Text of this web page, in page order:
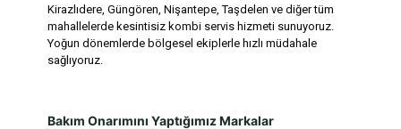
Kirazlıdere, Güngören, Nişantepe, Taşdelen ve diğer tüm
mahallelerde kesintisiz kombi servis hizmeti sunuyoruz.
Yoğun dönemlerde bölgesel ekiplerle hızlı müdahale
sağlıyoruz.
Bakım Onarımını Yaptığımız Markalar